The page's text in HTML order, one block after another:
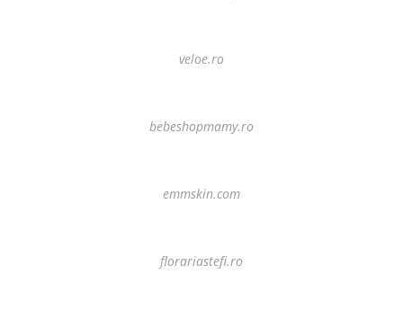
veloe.ro
bebeshopmamy.ro
emmskin.com
florariastefi.ro